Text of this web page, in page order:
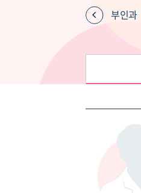
부인과